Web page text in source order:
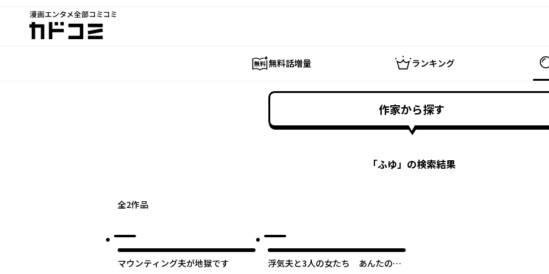
漫画エンタメ全部コミコミ
カドコミ
無料話増量 ランキング
作家から探す
「ふゆ」の検索結果
全2作品
マウンティング夫が地獄です
浮気夫と3人の女たち あんたの